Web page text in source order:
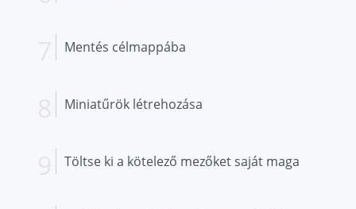
Mentés célmappába
Miniatűrök létrehozása
Töltse ki a kötelező mezőket saját maga